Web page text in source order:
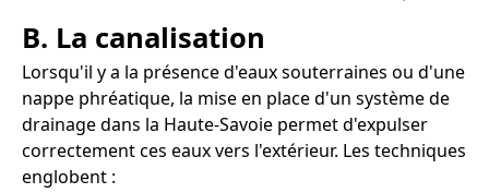
B. La canalisation
Lorsqu'il y a la présence d'eaux souterraines ou d'une
nappe phréatique, la mise en place d'un système de
drainage dans la Haute-Savoie permet d'expulser
correctement ces eaux vers l'extérieur. Les techniques
englobent :